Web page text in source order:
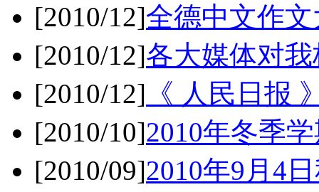
[2010/12]全德中文作
[2010/12]各大媒体对
[2010/12] 《 人民日报
[2010/10]2010年冬季
[2010/09]2010年9月4